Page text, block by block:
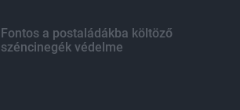
Fontos a postaládákba költöző
széncinegék védelme